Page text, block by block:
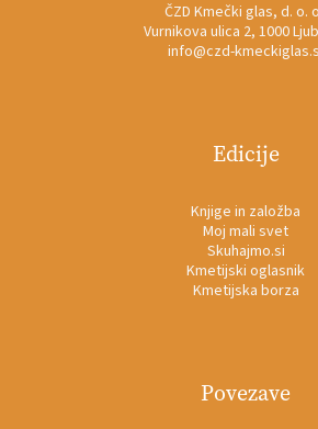
ČZD Kmečki glas, d. o.
Vurnikova ulica 2, 1000
info@czd-
Edicije
Knjige in založba
Moj mali svet
Skuhajmo.si
Kmetijski oglasnik
Kmetijska borza
Povezave